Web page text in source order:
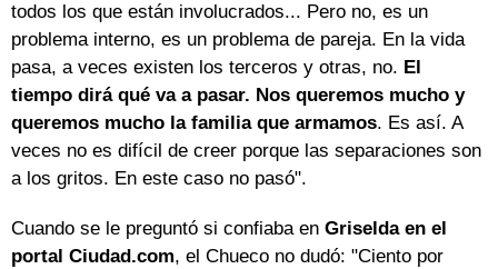
todos los que están involucrados... Pero no, es un
problema interno, es un problema de pareja. En la vida
pasa, a veces existen los terceros y otras, no. El
tiempo dirá qué va a pasar. Nos queremos mucho y
queremos mucho la familia que armamos. Es así. A
veces no es difícil de creer porque las separaciones son
a los gritos. En este caso no pasó".
Cuando se le preguntó si confiaba en Griselda en el
portal Ciudad.com, el Chueco no dudó: "Ciento por